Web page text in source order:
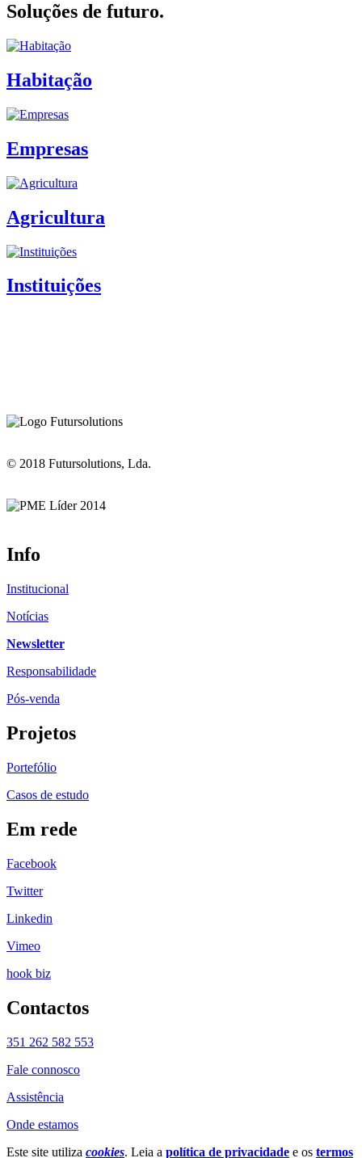
Soluções de futuro.
Habitação
Empresas
Agricultura
Instituições
© 2018 Futursolutions, Lda.
Info
Institucional
Notícias
Newsletter
Responsabilidade
Pós-venda
Projetos
Portefólio
Casos de estudo
Em rede
Facebook
Twitter
Linkedin
Vimeo
hook biz
Contactos
351 262 582 553
Fale connosco
Assistência
Onde estamos
Este site utiliza cookies. Leia a política de privacidade e os termos